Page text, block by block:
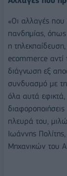
«Οι αλλαγές
πανδημίας, όπως
η
ecommerce αντί
διάγνωση εξ
συνδυασμό με
όλα αυτά
πλευρά του,
Ιωάννης
Μηχανικών του